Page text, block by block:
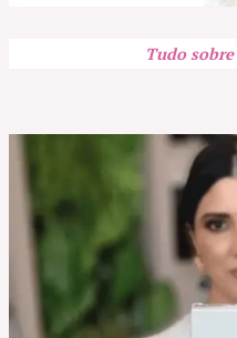
Tudo sobre